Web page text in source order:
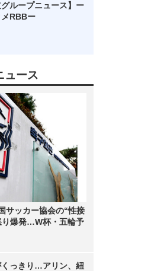
グループニュース】ー
RBBー
ュース
サッカー協会の“性接
り爆発…W杯・五輪予
くっきり…アリン、紐